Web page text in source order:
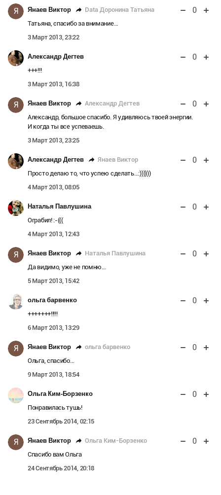
Я Янаев Виктор Data Доронина Татьяна 0
Татьяна, спасибо за внимание…
3 Март 2013, 23:22
Александр Дегтев 0
+++!!!
3 Март 2013, 16:38
Я Янаев Виктор Александр Дегтев 0
Александр, большое спасибо. Я удивляюсь твоей энергии.
И когда ты все успеваешь.
3 Март 2013, 23:25
Александр Дегтев Янаев Виктор 0
Просто делаю то, что успею сделать…:))))))
4 Март 2013, 08:05
Наталья Павлушина 0
Ограбил! :-(((
4 Март 2013, 12:43
Я Янаев Виктор Наталья Павлушина 0
Да видимо, уже не помню…
5 Март 2013, 15:42
ольга барвенко 0
+++++++!!!!!
6 Март 2013, 13:29
Я Янаев Виктор ольга барвенко 0
Ольга, спасибо…
9 Март 2013, 18:54
Ольга Ким-Борзенко 0
Понравилась тушь!
23 Сентябрь 2014, 02:15
Я Янаев Виктор Ольга Ким-Борзенко 0
Спасибо вам Ольга
24 Сентябрь 2014, 20:18